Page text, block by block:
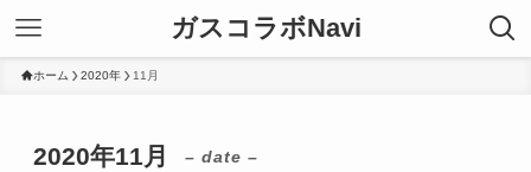
ガスコラボNavi
ホーム 2020年 11月
2020年11月 – date –